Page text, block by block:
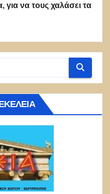
για να τους χαλάσει τα